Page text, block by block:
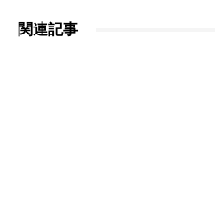
関連記事